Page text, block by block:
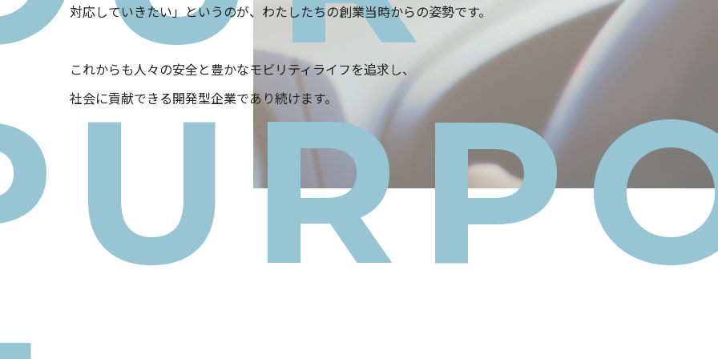
対応していきたい」というのが、わたしたちの創業当時からの姿勢です。
これからも人々の安全と豊かなモビリティライフを追求し、
社会に貢献できる開発型企業であり続けます。